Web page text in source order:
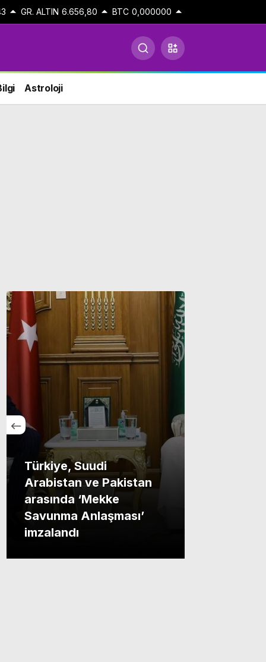
GR. ALTIN 6.656,80 BTC 0,000000
Astroloji
Türkiye, Suudi
Arabistan ve Pakistan
arasında ‘Mekke
Savunma Anlaşması’
imzalandı